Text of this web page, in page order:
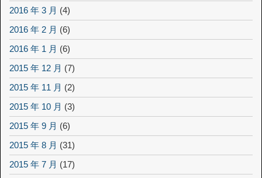
2016 年 3 月 (4)
2016 年 2 月 (6)
2016 年 1 月 (6)
2015 年 12 月 (7)
2015 年 11 月 (2)
2015 年 10 月 (3)
2015 年 9 月 (6)
2015 年 8 月 (31)
2015 年 7 月 (17)